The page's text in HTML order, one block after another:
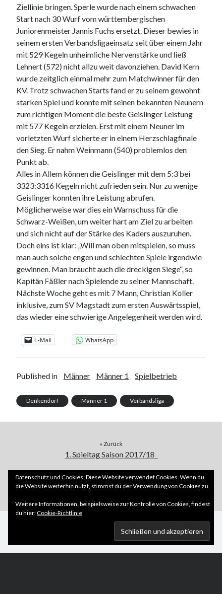
Ziellinie bringen. Sperle wurde nach einem schwachen
Start nach 30 Wurf vom württembergischen
Juniorenmeister Jannis Fuchs ersetzt. Dieser bewies in
seinem ersten Verbandsligaeinsatz seit über einem Jahr
mit 529 Kegeln unheimliche Nervenstärke und ließ
Lehnert (572) nicht allzu weit davonziehen. David Kern
wurde zeitglich einmal mehr zum Matchwinner für den
KV. Trotz schwachen Starts fand er zu seinem gewohnt
starken Spiel und konnte mit seinen bekannten Neunern
zum richtigen Moment die beste Geislinger Leistung
mit 577 Kegeln erzielen. Erst mit einem Neuner im
vorletzten Wurf sicherte er in einem Herzschlagfinale
den Sieg. Er nahm Weinmann (540) problemlos den
Punkt ab.
Alles in Allem können die Geislinger mit dem 5:3 bei
3323:3316 Kegeln nicht zufrieden sein. Nur zu wenige
Geislinger konnten ihre Leistung abrufen.
Möglicherweise war dies ein Warnschuss für die
Schwarz-Weißen, um weiter hart am Ziel zu arbeiten
und sich nicht auf der Stärke des Kaders auszuruhen.
Doch eins ist klar: „Will man oben mitspielen, so muss
man auch solche engen und schlechten Spiele irgendwie
gewinnen. Man braucht auch die dreckigen Siege“, so
Kapitän Fäßler nach Spielende zu seiner Mannschaft.
Nächste Woche geht es mit 7 Mann, Christian Koller
inklusive, zum SV Magstadt zum ersten Auswärtsspiel,
das wieder eine schwierige Angelegenheit werden wird.
E-Mail WhatsApp
Published in Männer Männer 1 Spielbetrieb
Denkendorf Männer 1 Verbandsliga
« Zurück
1. Spieltag Saison 2017/18_
Weiter »
2. Spieltag Saison 2017/18
Datenschutz und Cookies: Diese Website verwendet Cookies. Wenn du
die Website weiterhin nutzt, stimmst du der Verwendung von Cookies zu.
Weitere Informationen, beispielsweise zur Kontrolle von Cookies, findest
du hier:Cookie-Richtlinie